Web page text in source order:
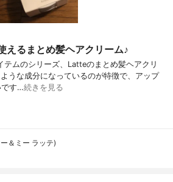
えるまとめ髪ヘアクリーム♪
テムのシリーズ、Latteのまとめ髪ヘアクリ
うな成分になっているのが特徴で、アップ
です…続きを見る
＆ミー ラッテ)